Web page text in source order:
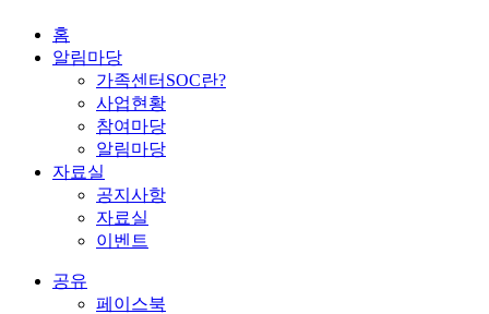
홈
알림마당
가족센터SOC란?
사업현황
참여마당
알림마당
자료실
공지사항
자료실
이벤트
공유
페이스북